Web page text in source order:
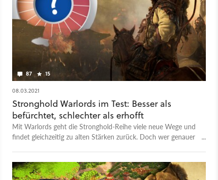
87 15
08.03.2021
Stronghold Warlords im Test: Besser als
befürchtet, schlechter als erhofft
Mit Warlords geht die Stronghold-Reihe viele neue Wege und
findet gleichzeitig zu alten Stärken zurück. Doch wer genauer